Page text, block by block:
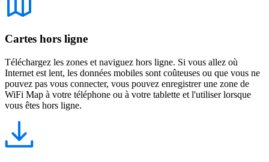
Cartes hors ligne
Téléchargez les zones et naviguez hors ligne. Si vous allez où
Internet est lent, les données mobiles sont coûteuses ou que vous ne
pouvez pas vous connecter, vous pouvez enregistrer une zone de
WiFi Map à votre téléphone ou à votre tablette et l'utiliser lorsque
vous êtes hors ligne.